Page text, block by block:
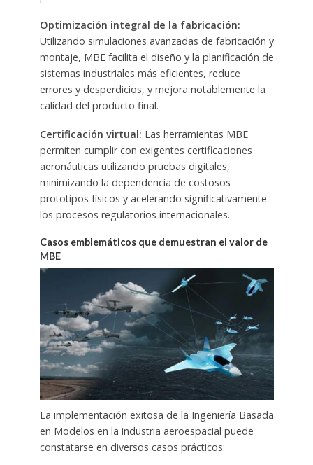
Optimización integral de la fabricación:
Utilizando simulaciones avanzadas de fabricación y
montaje, MBE facilita el diseño y la planificación de
sistemas industriales más eficientes, reduce
errores y desperdicios, y mejora notablemente la
calidad del producto final.
Certificación virtual: Las herramientas MBE
permiten cumplir con exigentes certificaciones
aeronáuticas utilizando pruebas digitales,
minimizando la dependencia de costosos
prototipos físicos y acelerando significativamente
los procesos regulatorios internacionales.
Casos emblemáticos que demuestran el valor de
MBE
La implementación exitosa de la Ingeniería Basada
en Modelos en la industria aeroespacial puede
constatarse en diversos casos prácticos: